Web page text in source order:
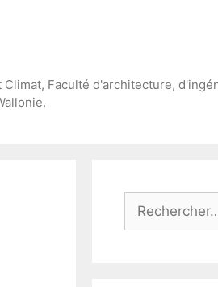
Faculté d'architecture,
Rechercher :